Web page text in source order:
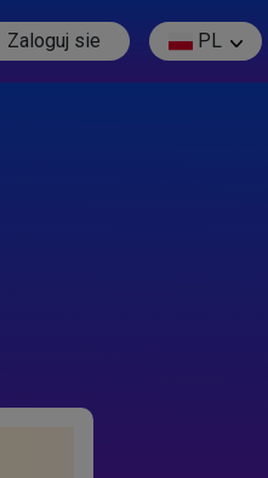
Zaloguj sie PL